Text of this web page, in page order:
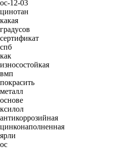
ос-12-03
цинотан
какая
градусов
сертификат
спб
как
износостойкая
вмп
покрасить
металл
основе
ксилол
антикоррозийная
цинконаполненная
ярли
ос